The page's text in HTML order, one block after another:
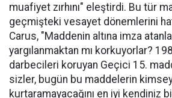
muafiyet zırhını" eleştirdi. Bu tür
geçmişteki vesayet dönemlerini
Carus, "Maddenin altına imza
yargılanmaktan mı korkuyorlar?
darbecileri koruyan Geçici 15.
sizler, bugün bu maddelerin
kurtaramayacağını en iyi kendiniz